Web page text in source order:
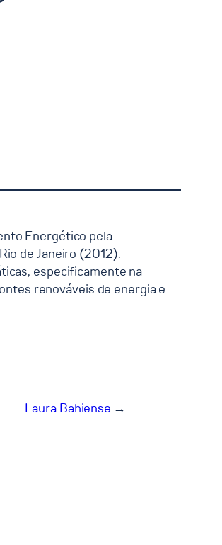
Energético pela
de Janeiro (2012).
especificamente na
renováveis de energia e
Laura Bahiense →